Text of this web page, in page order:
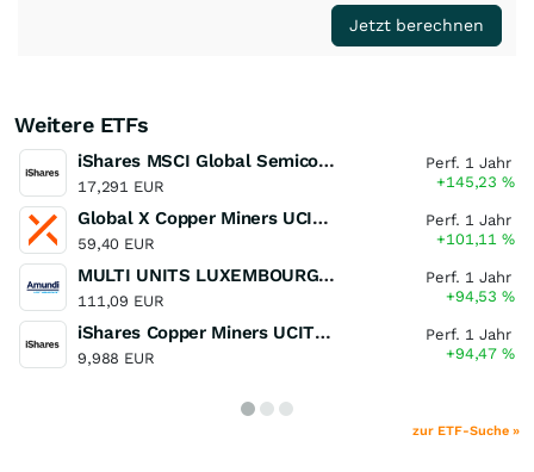
Jetzt berechnen
Weitere ETFs
iShares MSCI Global Semiconductors UCITS ETF USD (Acc)
17,291 EUR
Perf. 1 Jahr
+145,23%
Global X Copper Miners UCITS ETF USD Acc
59,40 EUR
Perf. 1 Jahr
+101,11%
MULTI UNITS LUXEMBOURG - Lyxor MSCI Semiconductors ESG Filtered
111,09 EUR
Perf. 1 Jahr
+94,53%
iShares Copper Miners UCITS ETF
9,988 EUR
Perf. 1 Jahr
+94,47%
zur ETF-Suche »